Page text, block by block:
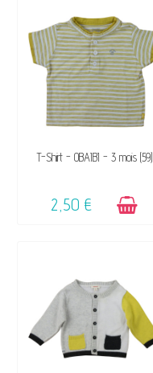
DISPONIBLE
T-Shirt - OBAÏBI - 3 mois (59)
2,50 €